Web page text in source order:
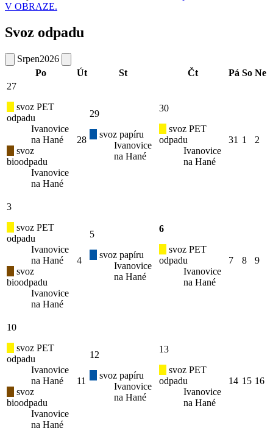
V OBRAZE.
Svoz odpadu
Srpen2026
Po
Út St Čt Pá So Ne
27
svoz PET
odpadu
Ivanovice
na Hané
svoz
bioodpadu
Ivanovice
na Hané
28
29
svoz papíru
Ivanovice
na Hané
30
svoz PET
odpadu
Ivanovice
na Hané
31 1 2
3
svoz PET
odpadu
Ivanovice
na Hané
svoz
bioodpadu
Ivanovice
na Hané
4
5
svoz papíru
Ivanovice
na Hané
6
svoz PET
odpadu
Ivanovice
na Hané
7 8 9
10
svoz PET
odpadu
Ivanovice
na Hané
svoz
bioodpadu
Ivanovice
na Hané
11
12
svoz papíru
Ivanovice
na Hané
13
svoz PET
odpadu
Ivanovice
na Hané
14 15 16